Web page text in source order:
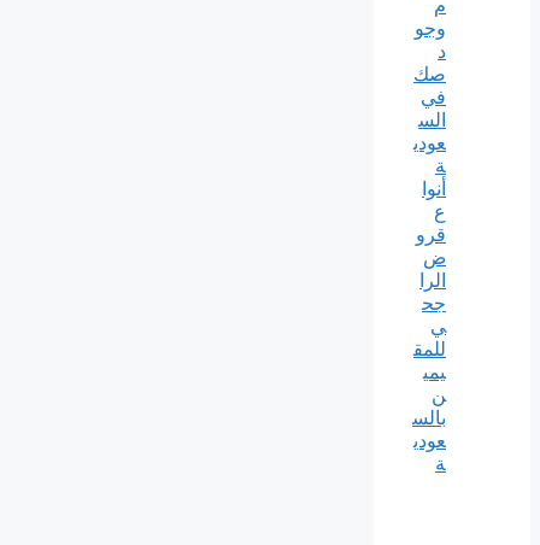
م
وجو
د
صك
في
الس
عودي
ة
أنوا
ع
قرو
ض
الرا
جح
ي
للمق
يمي
ن
بالس
عودي
ة